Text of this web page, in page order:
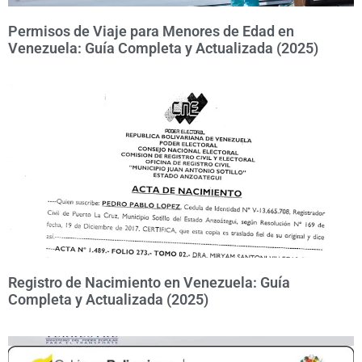
Permisos de Viaje para Menores de Edad en
Venezuela: Guía Completa y Actualizada (2025)
Registro de Nacimiento en Venezuela: Guía
Completa y Actualizada (2025)